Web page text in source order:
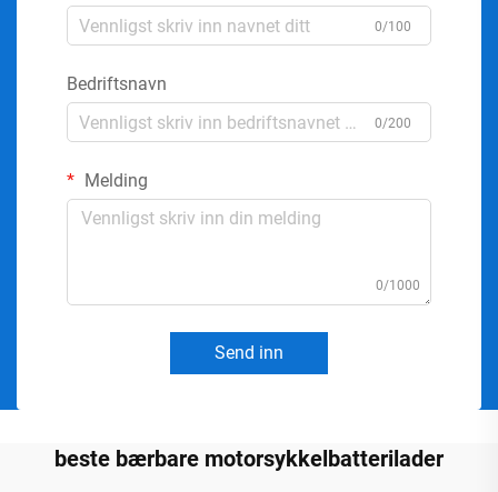
0/100
Bedriftsnavn
0/200
Melding
0/1000
Send inn
beste bærbare motorsykkelbatterilader